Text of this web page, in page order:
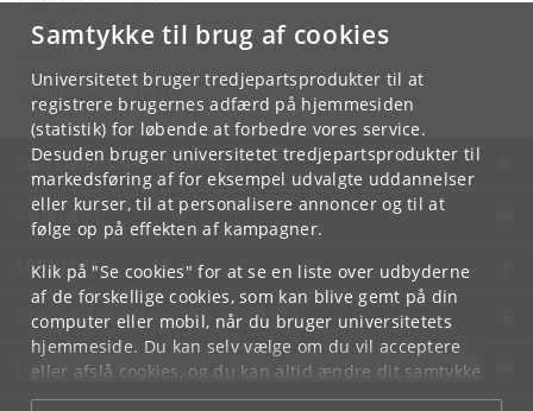
Samtykke til brug af cookies
Universitetet bruger tredjepartsprodukter til at
registrere brugernes adfærd på hjemmesiden
(statistik) for løbende at forbedre vores service.
Desuden bruger universitetet tredjepartsprodukter til
markedsføring af for eksempel udvalgte uddannelser
eller kurser, til at personalisere annoncer og til at
følge op på effekten af kampagner.
Klik på "Se cookies" for at se en liste over udbyderne
af de forskellige cookies, som kan blive gemt på din
computer eller mobil, når du bruger universitetets
hjemmeside. Du kan selv vælge om du vil acceptere
eller afslå cookies, og du kan altid ændre dit samtykke
underCookie- og privatlivspolitiksom du finder i
Administration
KØBENHAVNS UNIVERSITET
KONTAKT
SERVICES
FOR STUDERENDE OG ANSATTE
JOB OG KARRIERE